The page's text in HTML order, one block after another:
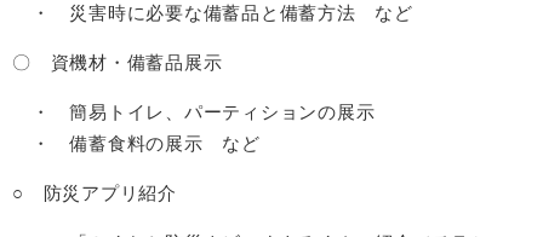
​ ・ 災害時に必要な備蓄品と備蓄方法 など
〇 資機材・備蓄品展示
・ 簡易トイレ、パーティションの展示
​ ・ 備蓄食料の展示 など
○ 防災アプリ紹介​